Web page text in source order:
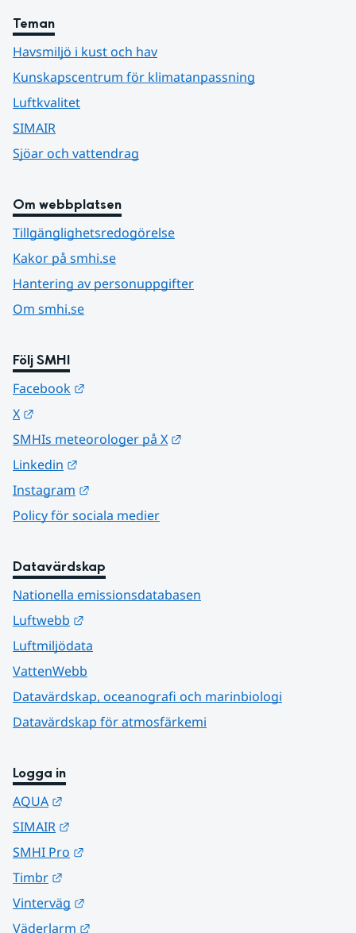
Teman
Havsmiljö i kust och hav
Kunskapscentrum för klimatanpassning
Luftkvalitet
SIMAIR
Sjöar och vattendrag
Om webbplatsen
Tillgänglighetsredogörelse
Kakor på smhi.se
Hantering av personuppgifter
Om smhi.se
Följ SMHI
Facebook
X
SMHIs meteorologer på X
Linkedin
Instagram
Policy för sociala medier
Datavärdskap
Nationella emissionsdatabasen
Luftwebb
Luftmiljödata
VattenWebb
Datavärdskap, oceanografi och marinbiologi
Datavärdskap för atmosfärkemi
Logga in
AQUA
SIMAIR
SMHI Pro
Timbr
Vinterväg
Väderlarm